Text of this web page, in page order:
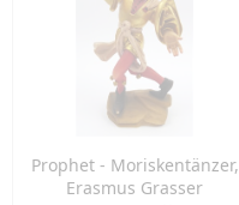
Prophet - Moriskentänzer,
Erasmus Grasser